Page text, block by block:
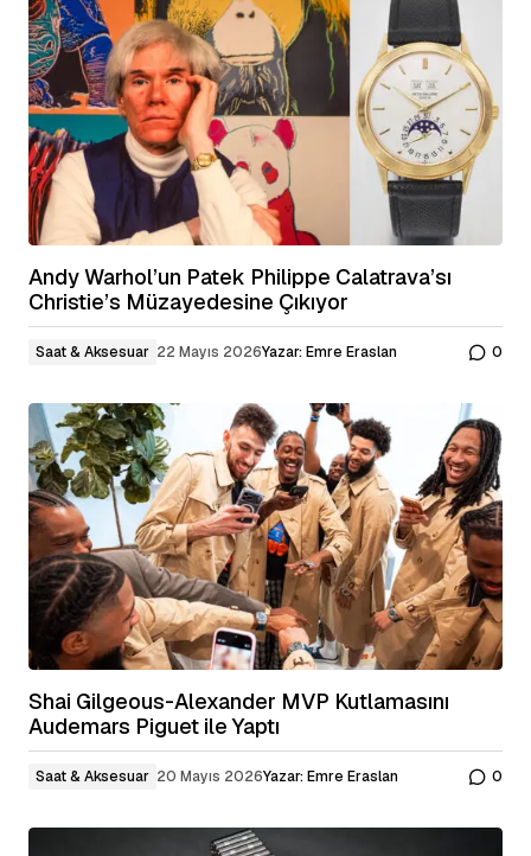
Andy Warhol’un Patek Philippe Calatrava’sı
Christie’s Müzayedesine Çıkıyor
Saat & Aksesuar 22 Mayıs 2026Yazar: Emre Eraslan 0
Shai Gilgeous-Alexander MVP Kutlamasını
Audemars Piguet ile Yaptı
Saat & Aksesuar 20 Mayıs 2026Yazar: Emre Eraslan 0